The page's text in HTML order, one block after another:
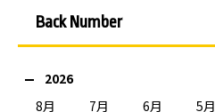
Back Number
2026
8月
7月 6月 5月